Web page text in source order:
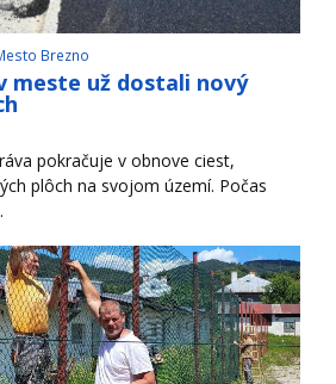
Brezno
meste už dostali nový
pokračuje v obnove ciest,
plôch na svojom území. Počas